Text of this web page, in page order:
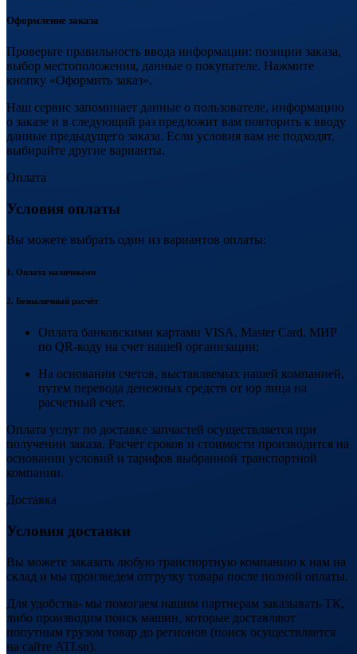
Оформление заказа
Проверьте правильность ввода информации: позиции заказа,
выбор местоположения, данные о покупателе. Нажмите
кнопку «Оформить заказ».
Наш сервис запоминает данные о пользователе, информацию
о заказе и в следующий раз предложит вам повторить к вводу
данные предыдущего заказа. Если условия вам не подходят,
выбирайте другие варианты.
Оплата
Условия оплаты
Вы можете выбрать один из вариантов оплаты:
1. Оплата наличными
2. Безналичный расчёт
Оплата банковскими картами VISA, Master Card, МИР
по QR-коду на счет нашей организации;
На основании счетов, выставляемых нашей компанией,
путем перевода денежных средств от юр лица на
расчетный счет.
Оплата услуг по доставке запчастей осуществляется при
получении заказа. Расчет сроков и стоимости производится на
основании условий и тарифов выбранной транспортной
компании.
Доставка
Условия доставки
Вы можете заказать любую транспортную компанию к нам на
склад и мы произведем отгрузку товара после полной оплаты.
Для удобства- мы помогаем нашим партнерам заказывать ТК,
либо производим поиск машин, которые доставляют
попутным грузом товар до регионов (поиск осуществляется
на сайте ATI.su).